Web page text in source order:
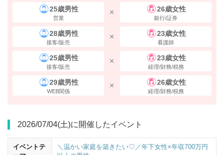
25歳男性
営業
26歳女性
銀行/証券
28歳男性
接客/販売
23歳女性
看護師
25歳男性
接客/販売
23歳女性
経理/財務/税務
29歳男性
WEB関係
26歳女性
経理/財務/税務
2026/07/04(土)に開催したイベント
イベントテ
＼温かい家庭を築きたい♡／年下女性×年収700万円